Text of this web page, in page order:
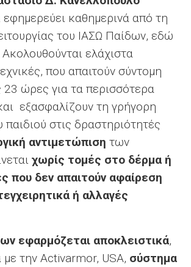
εφημερεύει καθημερινά από τη
του ΙΑΣΩ Παίδων, εδώ
ελάχιστα
που απαιτούν σύντομη
ώρες για τα περισσότερα
εξασφαλίζουν τη γρήγορη
στις δραστηριότητές
αντιμετώπιση των
χωρίς τομές στο δέρμα ή
που δεν απαιτούν αφαίρεση
ή αλλαγές
εφαρμόζεται αποκλειστικά,
με την Activarmor, USA, σύστημα